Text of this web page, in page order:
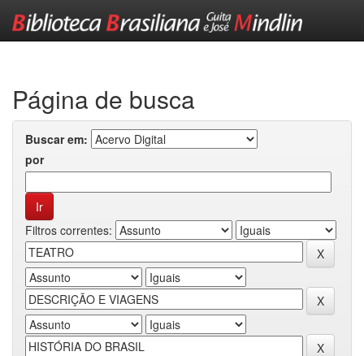
Página de busca
Buscar em:
por
Filtros correntes: